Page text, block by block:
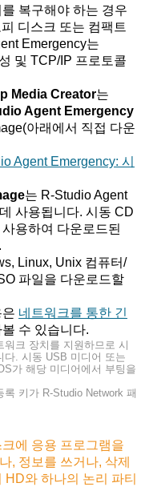
복구해야 하는 경우
디스크 또는 컴팩트
Emergency는
및 TCP/IP 프로토콜
Media Creator는
Agent Emergency
아래에서 직접 다운
Agent Emergency: 시
는 R-Studio Agent
사용됩니다. 시동 CD
용하여 다운로드된
Linux, Unix 컴퓨터/
파일을 다운로드할
네트워크를 통한 긴
수 있습니다.
크 장치를 지원하므로 시
다. 시동 USB 미디어 또는
가 해당 미디어에서 부팅을
키가 R-Studio Network 패
에 응용 프로그램을
, 정보를 쓰거나, 삭제
와 하나의 논리 파티